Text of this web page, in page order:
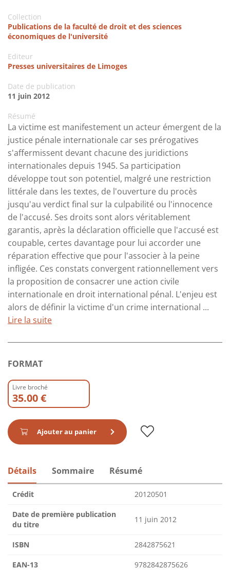
Collection
Publications de la faculté de droit et des sciences
économiques de l'université
Editeur
Presses universitaires de Limoges
Date de publication
11 juin 2012
Résumé
La victime est manifestement un acteur émergent de la
justice pénale internationale car ses prérogatives
s'affermissent devant chacune des juridictions
internationales depuis 1945. Sa participation
développe tout son potentiel, malgré une restriction
littérale dans les textes, de l'ouverture du procès
jusqu'au verdict final sur la culpabilité ou l'innocence
de l'accusé. Ses droits sont alors véritablement
garantis, après la déclaration officielle que l'accusé est
coupable, certes davantage pour lui accorder une
réparation effective que pour l'associer à la peine
infligée. Ces constats convergent rationnellement vers
la proposition de consacrer une action civile
internationale en droit international pénal. L'enjeu est
alors de définir la victime d'un crime international ...
Lire la suite
FORMAT
Livre broché
35.00 €
Ajouter au panier
Détails Sommaire Résumé
Crédit 20120501
Date de première publication
du titre
11 juin 2012
ISBN 2842875621
EAN-13 9782842875626